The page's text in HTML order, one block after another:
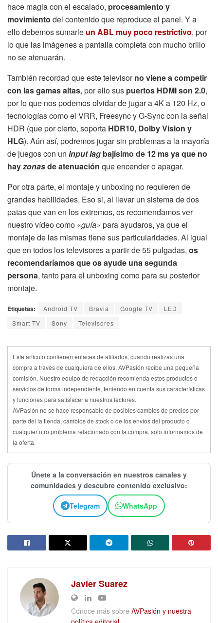
hace magia con el escalado, procesamiento y
movimiento del contenido que reproduce el panel. Y a
ello debemos sumarle un ABL muy poco restrictivo, por
lo que las imágenes a pantalla completa con mucho brillo
no se atenuarán.
También recordad que este televisorno viene a competir
con las gamas altas, por ello sus puertos HDMI son 2.0,
por lo que nos podemos olvidar de jugar a 4K a 120 Hz, o
tecnologías como el VRR, Freesync y G-Sync con la señal
HDR (que por cierto, soporta HDR10, Dolby Vision y
HLG). Aún así, podremos jugar sin problemas a la mayoría
de juegos con un input lag bajísimo de 12 ms ya que no
hayzonasde atenuación que encender o apagar.
Por otra parte, el montaje y unboxing no requieren de
grandes habilidades. Eso si, al llevar un sistema de dos
patas que van en los extremos, os recomendamos ver
nuestro vídeo como «guía» para ayudaros, ya que el
montaje de las mismas tiene sus particularidades. Al igual
que en todos los televisores a partir de 55 pulgadas, os
recomendaríamos que os ayude una segunda
persona, tanto para el unboxing como para su posterior
montaje.
Etiquetas: Android TV Bravia Google TV
LED
Smart TV
Sony Televisores
Este artículo contienen enlaces de afiliados, cuando realizas una
compra a través de cualquiera de ellos, AVPasión recibe una pequeña
comisión. Nuestro equipo de redacción recomienda estos productos o
servicios de forma independiente, teniendo en cuenta sus características
y funciones para satisfacer a nuestros lectores.
AVPasión no se hace responsable de posibles cambios de precios por
parte del la tienda, cambios de stock o de los envíos del producto o
cualquier otro problema relacionado con la compra, solo informamos de
la oferta.
Únete a la conversación en nuestros canales y
comunidades y descubre contenido exclusivo:
Telegram WhatsApp
Javier Suarez
Conoce más sobre AVPasión y nuestra